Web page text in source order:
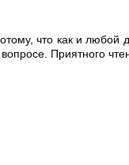
что как и любой
Приятного